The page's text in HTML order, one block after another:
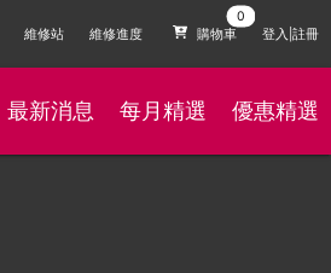
維修站 維修進度 購物車 登入|註冊
最新消息 每月精選 優惠精選